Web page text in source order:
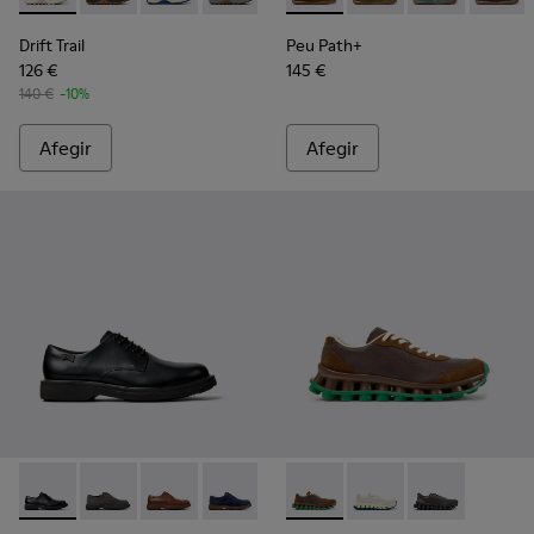
Drift Trail
126 €
140 € -10%
Afegir
Peu Path+
145 €
Afegir
Norman - K100998-001 - Sabates negres de pell per a home.
Norman - K100998-010
Norman - K100998-009
Norman - K100998-008
Norman - K100998-007
Norman - K100998-005
Norman -
Pelotissima - K101150-004
Pelotissima -Pelotissima -